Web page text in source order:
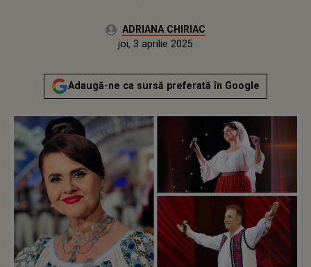
Autor:ADRIANA CHIRIAC
Actualizat:
joi, 3 aprilie 2025
Adaugă-ne ca sursă preferată în Google